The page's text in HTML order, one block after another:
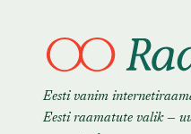
Eesti vanim
Eesti raamatute valik —